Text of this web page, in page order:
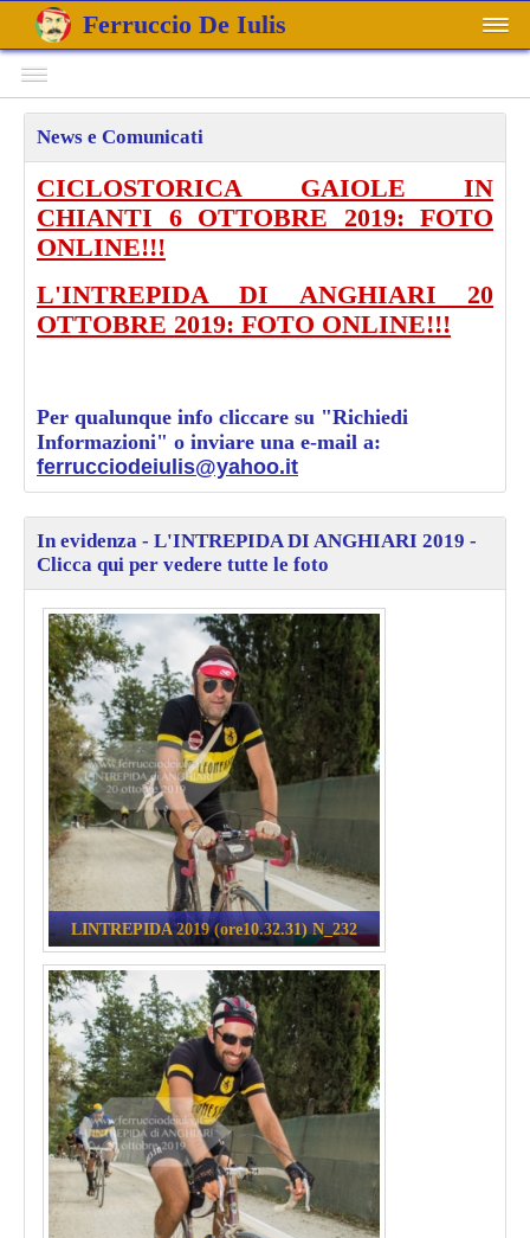
Ferruccio De Iulis
News e Comunicati
CICLOSTORICA GAIOLE IN
CHIANTI 6 OTTOBRE 2019: FOTO
ONLINE!!!
L'INTREPIDA DI ANGHIARI 20
OTTOBRE 2019: FOTO ONLINE!!!
Per qualunque info cliccare su "Richiedi
Informazioni" o inviare una e-mail a:
ferrucciodeiulis@yahoo.it
In evidenza - L'INTREPIDA DI ANGHIARI 2019 -
Clicca qui per vedere tutte le foto
LINTREPIDA 2019 (ore10.32.31) N_232